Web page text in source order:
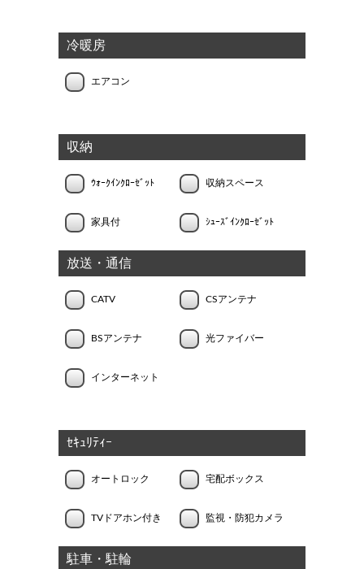
冷暖房
エアコン
収納
ｳｫｰｸｲﾝｸﾛｰｾﾞｯﾄ 収納スペース
家具付 ｼｭｰｽﾞｲﾝｸﾛｰｾﾞｯﾄ
放送・通信
CATV CSアンテナ
BSアンテナ 光ファイバー
インターネット
ｾｷｭﾘﾃｨｰ
オートロック 宅配ボックス
TVドアホン付き 監視・防犯カメラ
駐車・駐輪